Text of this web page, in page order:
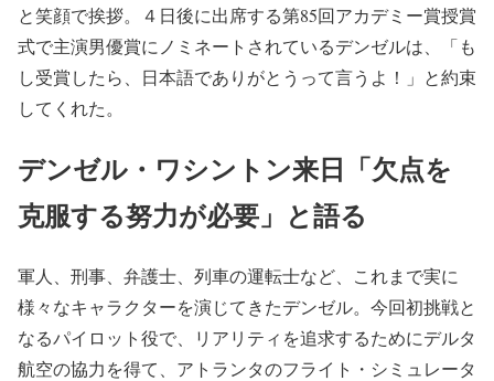
と笑顔で挨拶。４日後に出席する第85回アカデミー賞授賞
式で主演男優賞にノミネートされているデンゼルは、「も
し受賞したら、日本語でありがとうって言うよ！」と約束
してくれた。
デンゼル・ワシントン来日「欠点を
克服する努力が必要」と語る
軍人、刑事、弁護士、列車の運転士など、これまで実に
様々なキャラクターを演じてきたデンゼル。今回初挑戦と
なるパイロット役で、リアリティを追求するためにデルタ
航空の協力を得て、アトランタのフライト・シミュレータ